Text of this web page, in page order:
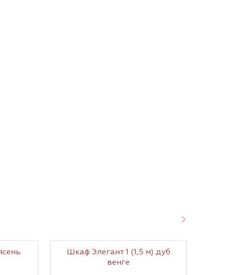
Шкаф Элегант 1 (1,5 м) дуб
венге